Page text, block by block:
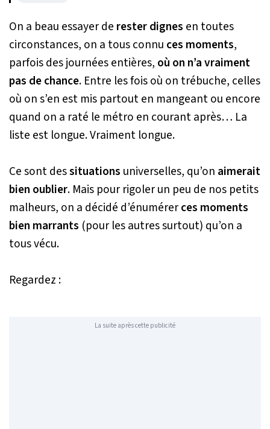
On a beau essayer de rester dignes en toutes
circonstances, on a tous connu ces moments,
parfois des journées entières, où on n’a vraiment
pas de chance. Entre les fois où on trébuche, celles
où on s’en est mis partout en mangeant ou encore
quand on a raté le métro en courant après… La
liste est longue. Vraiment longue.
Ce sont dessituations universelles, qu’on aimerait
bien oublier. Mais pour rigoler un peu de nos petits
malheurs, on a décidé d’énumérerces moments
bien marrants (pour les autres surtout) qu’on a
tous vécu.
Regardez :
La suite après cette publicité